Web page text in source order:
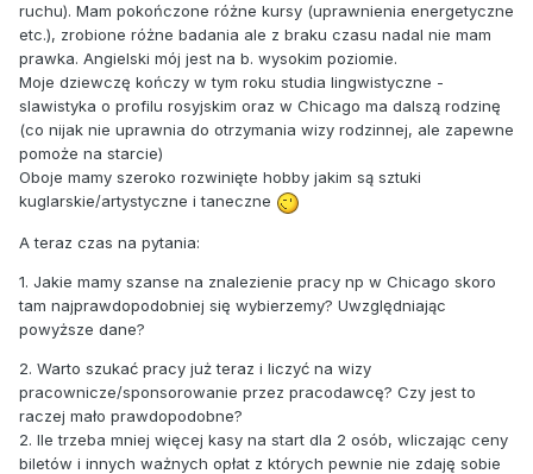
ruchu). Mam pokończone różne kursy (uprawnienia energetyczne
etc.), zrobione różne badania ale z braku czasu nadal nie mam
prawka. Angielski mój jest na b. wysokim poziomie.
Moje dziewczę kończy w tym roku studia lingwistyczne -
slawistyka o profilu rosyjskim oraz w Chicago ma dalszą rodzinę
(co nijak nie uprawnia do otrzymania wizy rodzinnej, ale zapewne
pomoże na starcie)
Oboje mamy szeroko rozwinięte hobby jakim są sztuki
kuglarskie/artystyczne i taneczne
A teraz czas na pytania:
1. Jakie mamy szanse na znalezienie pracy np w Chicago skoro
tam najprawdopodobniej się wybierzemy? Uwzględniając
powyższe dane?
2. Warto szukać pracy już teraz i liczyć na wizy
pracownicze/sponsorowanie przez pracodawcę? Czy jest to
raczej mało prawdopodobne?
2. Ile trzeba mniej więcej kasy na start dla 2 osób, wliczając ceny
biletów i innych ważnych opłat z których pewnie nie zdaję sobie